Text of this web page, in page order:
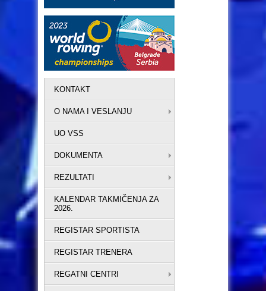
KONTAKT
O NAMA I VESLANJU
UO VSS
DOKUMENTA
REZULTATI
KALENDAR TAKMIČENJA ZA
2026.
REGISTAR SPORTISTA
REGISTAR TRENERA
REGATNI CENTRI